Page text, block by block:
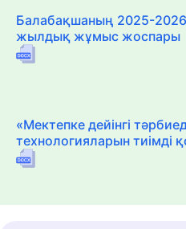
Балабақшаның 2025-
жылдық жұмыс жоспары
«Мектепке дейінгі
технологияларын тиімді